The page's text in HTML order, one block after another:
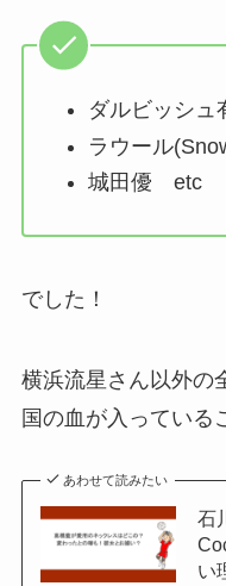
ダルビッシュ
ラウール
城田優 etc
でした！
横浜流星さん以外の
国の血が入っている
あわせて読みたい
石
い